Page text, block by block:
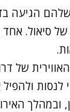
של סיאול.
של
ובמהלך